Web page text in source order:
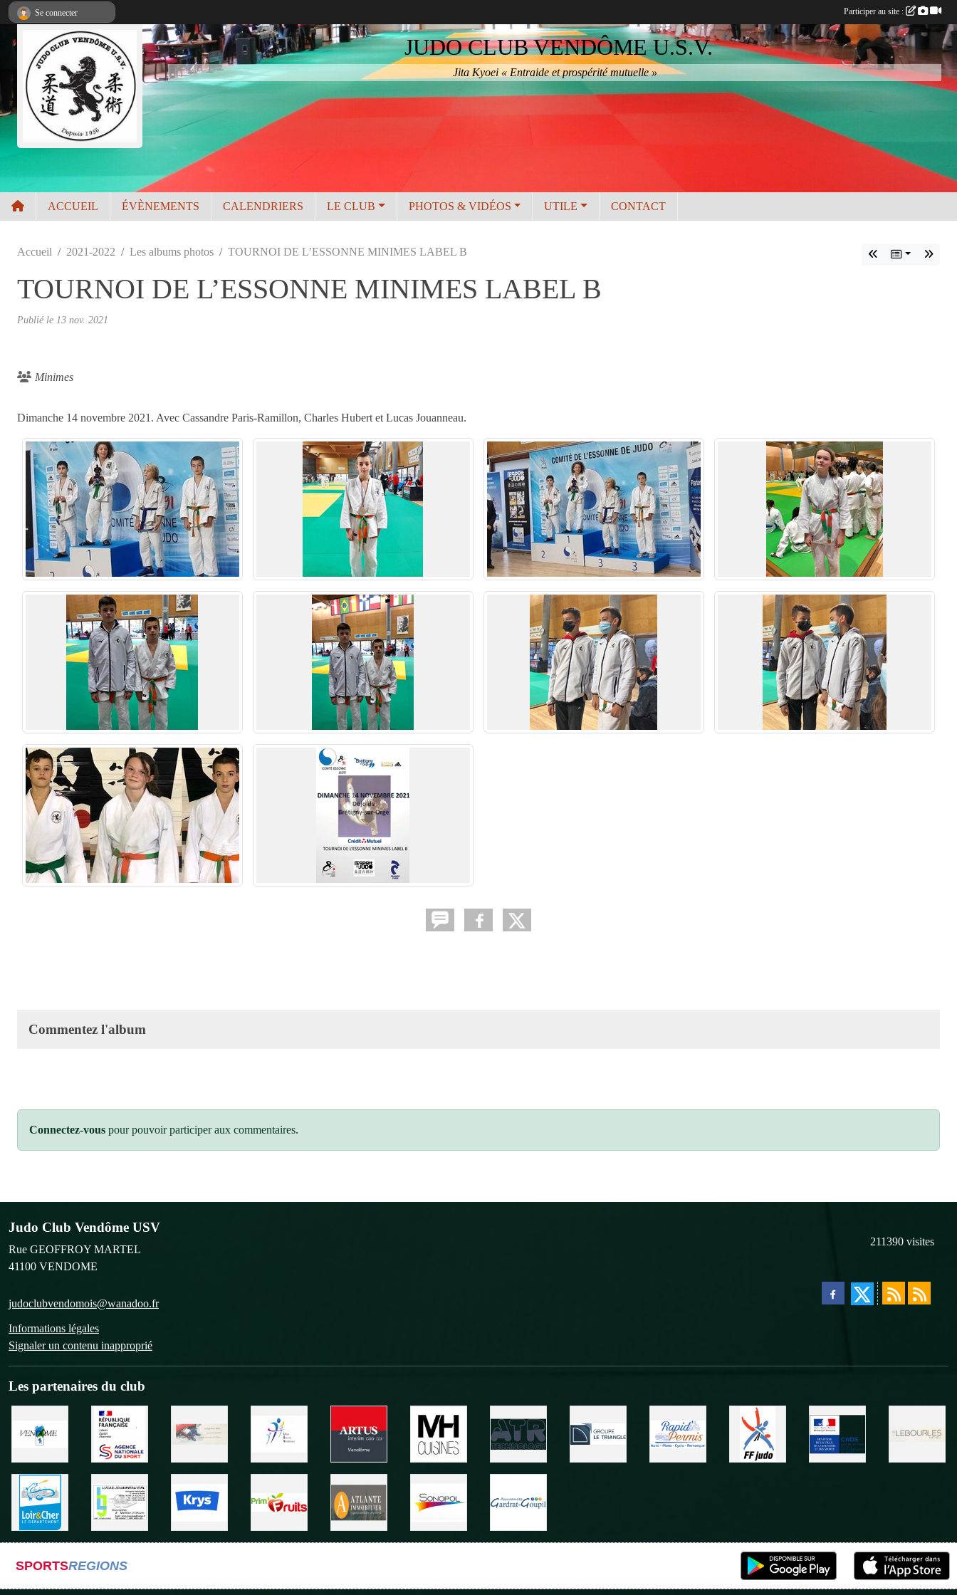
JUDO CLUB VENDÔME U.S.V.
Jita Kyoei « Entraide et prospérité mutuelle »
ACCUEIL ÉVÈNEMENTS CALENDRIERS LE CLUB PHOTOS & VIDÉOS UTILE CONTACT
Accueil 2021-2022 Les albums photos TOURNOI DE L’ESSONNE MINIMES LABEL B
TOURNOI DE L’ESSONNE MINIMES LABEL B
Publié le 13 nov. 2021
Minimes
Dimanche 14 novembre 2021. Avec Cassandre Paris-Ramillon, Charles Hubert et Lucas Jouanneau.
Commentez l'album
Connectez-vous pour pouvoir participer aux commentaires.
Judo Club Vendôme USV
Rue GEOFFROY MARTEL
41100 VENDOME
judoclubvendomois@wanadoo.fr
Informations légales
Signaler un contenu inapproprié
211390 visites
Les partenaires du club
SPORTSREGIONS
Se connecter Participer au site :
Panneau de gestion des cookies